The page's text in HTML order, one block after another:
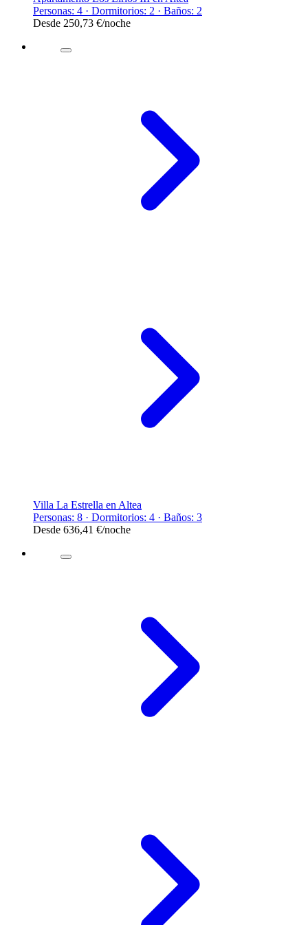
Personas: 4 · Dormitorios: 2 · Baños: 2
Desde 250,73 €/noche
Villa La Estrella en Altea
Personas: 8 · Dormitorios: 4 · Baños: 3
Desde 636,41 €/noche